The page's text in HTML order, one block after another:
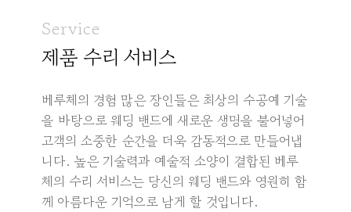
Service
제품 수리 서비스
베루체의 경험 많은 장인들은 최상의 수공예 기술
을 바탕으로 웨딩 밴드에 새로운 생명을 불어넣어
고객의 소중한 순간을 더욱 감동적으로 만들어냅
니다. 높은 기술력과 예술적 소양이 결합된 베루
체의 수리 서비스는 당신의 웨딩 밴드와 영원히 함
께 아름다운 기억으로 남게 할 것입니다.